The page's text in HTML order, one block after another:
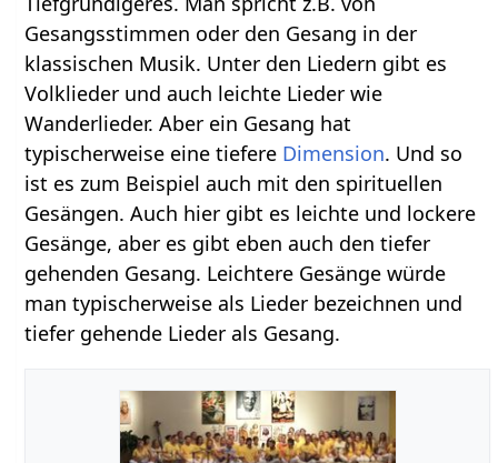
Gesangsstimmen oder den Gesang in der
klassischen Musik. Unter den Liedern gibt es
Volklieder und auch leichte Lieder wie
Wanderlieder. Aber ein Gesang hat
typischerweise eine tiefere Dimension. Und so
ist es zum Beispiel auch mit den spirituellen
Gesängen. Auch hier gibt es leichte und lockere
Gesänge, aber es gibt eben auch den tiefer
gehenden Gesang. Leichtere Gesänge würde
man typischerweise als Lieder bezeichnen und
tiefer gehende Lieder als Gesang.